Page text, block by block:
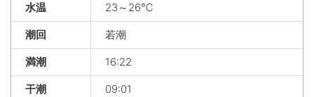
水温 23～26℃
潮回 若潮
満潮 16:22
干潮 09:01